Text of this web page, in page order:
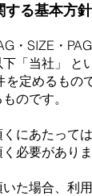
する基本方針
・SIZE・
「当社」 と
を定めるもの
のです。
にあたって
必要がありま
た場合、利